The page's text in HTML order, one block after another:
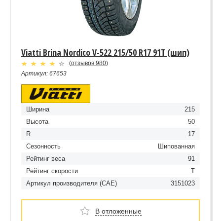
Viatti Brina Nordico V-522 215/50 R17 91T (шип)
(отзывов 980)
Артикул: 67653
Ширина
215
Высота
50
R
17
Сезонность
Шипованная
Рейтинг веса
91
Рейтинг скорости
T
Артикул производителя (CAE)
3151023
В отложенные